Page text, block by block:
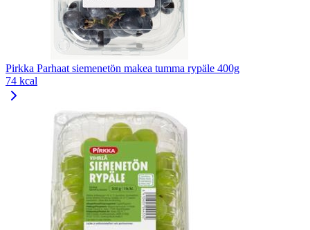
Pirkka Parhaat siemenetön makea tumma rypäle 400g
74 kcal